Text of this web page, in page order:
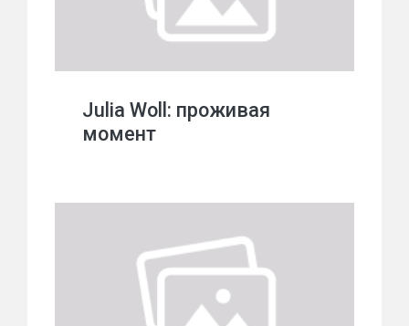
Julia Woll: проживая
момент